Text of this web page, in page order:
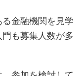
金融機関を見学
も募集人数が多